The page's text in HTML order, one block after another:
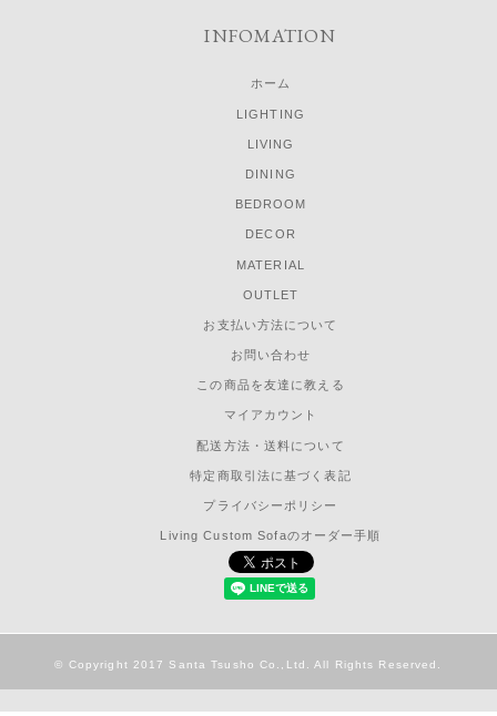
INFOMATION
ホーム
LIGHTING
LIVING
DINING
BEDROOM
DECOR
MATERIAL
OUTLET
お支払い方法について
お問い合わせ
この商品を友達に教える
マイアカウント
配送方法・送料について
特定商取引法に基づく表記
プライバシーポリシー
Living Custom Sofaのオーダー手順
© Copyright 2017 Santa Tsusho Co.,Ltd. All Rights Reserved.